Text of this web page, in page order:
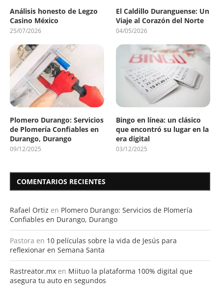
Análisis honesto de Legzo
Casino México
25/07/2026
El Caldillo Duranguense: Un
Viaje al Corazón del Norte
04/05/2026
Plomero Durango: Servicios
de Plomería Confiables en
Durango, Durango
09/12/2025
Bingo en línea: un clásico
que encontró su lugar en la
era digital
03/12/2025
COMENTARIOS RECIENTES
Rafael Ortiz en Plomero Durango: Servicios de Plomería
Confiables en Durango, Durango
Pastora en 10 películas sobre la vida de Jesús para
reflexionar en Semana Santa
Rastreator.mx en Miituo la plataforma 100% digital que
asegura tu auto en segundos